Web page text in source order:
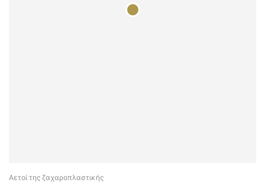
Αετοί της ζαχαροπλαστικής